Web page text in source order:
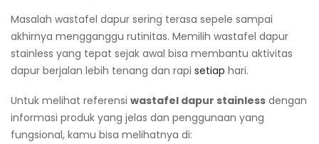
Masalah wastafel dapur sering terasa sepele sampai
akhirnya mengganggu rutinitas. Memilih wastafel dapur
stainless yang tepat sejak awal bisa membantu aktivitas
dapur berjalan lebih tenang dan rapi setiap hari.
Untuk melihat referensi wastafel dapur stainless dengan
informasi produk yang jelas dan penggunaan yang
fungsional, kamu bisa melihatnya di: